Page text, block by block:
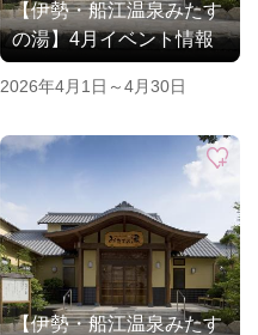
【伊勢・船江温泉みたす
の湯】4月イベント情報
2026年4月1日～4月30日
【伊勢・船江温泉みたす